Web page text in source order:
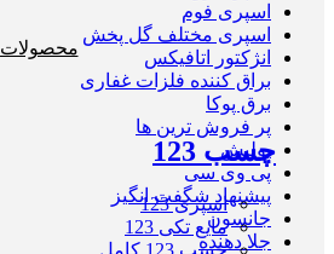
اسپری فوم
اسپری مختلف گل پخش
انژکتور اتافیکس
براق کننده فلزات غفاری
برق پوکا
پر فروش ترین ها
پولیش
پی وی سی
پیشنهاد شگفت انگیز
جانسون
جلا دهنده
محصولات
چسب 123
اسپری 123
مایع تکی 123
چسب 123 کامل